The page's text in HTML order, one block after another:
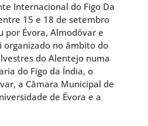
Internacional do Figo Da
15 e 18 de setembro
por Évora, Almodôvar e
no âmbito do
do Alentejonuma
do Figo da Índia, o
, a Câmara Municipal de
de Évora e a